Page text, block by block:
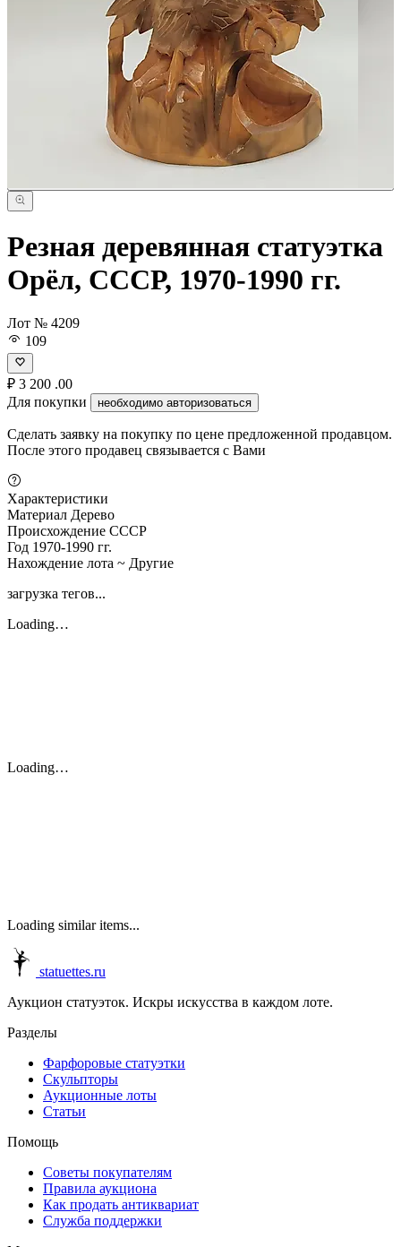
Резная деревянная статуэтка
Орёл, СССР, 1970-1990 гг.
Лот № 4209
109
₽ 3 200 .00
Для покупки
необходимо авторизоваться
Сделать заявку на покупку по цене предложенной продавцом.
После этого продавец связывается с Вами
Характеристики
Материал Дерево
Происхождение СССР
Год 1970-1990 гг.
Нахождение лота ~ Другие
загрузка тегов...
Loading…
Loading…
Loading similar items...
statuettes.ru
Аукцион статуэток. Искры искусства в каждом лоте.
Разделы
Фарфоровые статуэтки
Скульпторы
Аукционные лоты
Статьи
Помощь
Советы покупателям
Правила аукциона
Как продать антиквариат
Служба поддержки